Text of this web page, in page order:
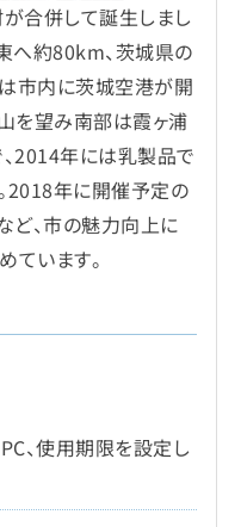
合併して誕生しまし
へ約80km、茨城県の
市内に茨城空港が開
を望み南部は霞ヶ浦
2014年には乳製品で
2018年に開催予定の
ど、市の魅力向上に
ています。
、使用期限を設定し